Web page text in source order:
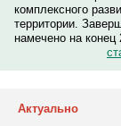
комплексного
территории.
намечено на конец
Актуально